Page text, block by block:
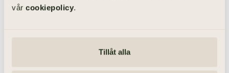
vår cookiepolicy.
Tillåt alla